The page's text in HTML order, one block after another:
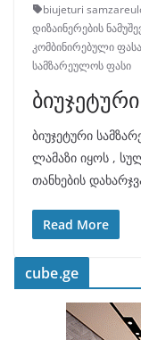
biujeturi
დიზაინერების
კომბინირებული
სამზარეულოს ფასი
ბიუჯეტური
ლამაზი იყოს ,
თანხების
Read More
cube.ge